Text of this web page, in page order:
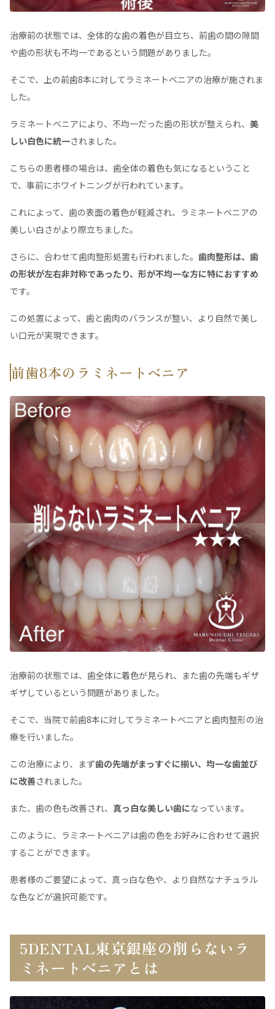
治療前の状態では、全体的な歯の着色が目立ち、前歯の間の隙間
や歯の形状も不均一であるという問題がありました。
そこで、上の前歯8本に対してラミネートベニアの治療が施されま
した。
ラミネートベニアにより、不均一だった歯の形状が整えられ、 美
しい白色に統一されました。
こちらの患者様の場合は、歯全体の着色も気になるということ
で、事前にホワイトニングが行われています。
これによって、歯の表面の着色が軽減され、ラミネートベニアの
美しい白さがより際立ちました。
さらに、合わせて歯肉整形処置も行われました。 歯肉整形は、歯
の形状が左右非対称であったり、形が不均一な方に特におすすめ
です。
この処置によって、歯と歯肉のバランスが整い、より自然で美し
い口元が実現できます。
前歯8本のラミネートベニア
治療前の状態では、歯全体に着色が見られ、また歯の先端もギザ
ギザしているという問題がありました。
そこで、当院で前歯8本に対してラミネートベニアと歯肉整形の治
療を行いました。
この治療により、まず歯の先端がまっすぐに揃い、均一な歯並び
に改善されました。
また、歯の色も改善され、 真っ白な美しい歯になっています。
このように、ラミネートベニアは歯の色をお好みに合わせて選択
することができます。
患者様のご要望によって、真っ白な色や、より自然なナチュラル
な色などが選択可能です。
5DENTAL東京銀座の削らないラ
ミネートべニアとは